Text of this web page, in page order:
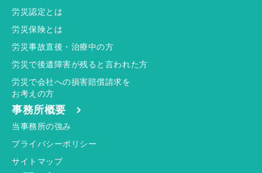
労災認定とは
労災保険とは
労災事故直後・治療中の方
労災で後遺障害が残ると言われた方
労災で会社への損害賠償請求を
お考えの方
事務所概要
当事務所の強み
プライバシーポリシー
サイトマップ